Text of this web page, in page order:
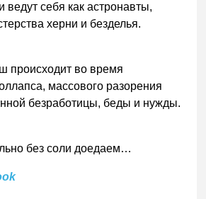
ведут себя как астронавты,
херни и безделья.
происходит во время
массового разорения
безработицы, беды и нужды.
без соли доедаем…